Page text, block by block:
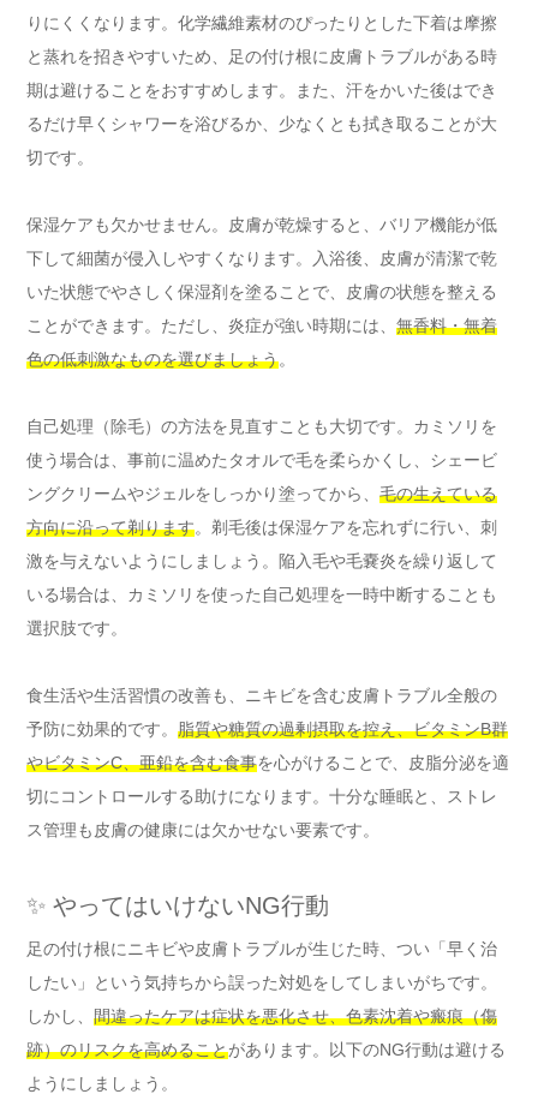
りにくくなります。化学繊維素材のぴったりとした下着は摩擦
と蒸れを招きやすいため、足の付け根に皮膚トラブルがある時
期は避けることをおすすめします。また、汗をかいた後はでき
るだけ早くシャワーを浴びるか、少なくとも拭き取ることが大
切です。
保湿ケアも欠かせません。皮膚が乾燥すると、バリア機能が低
下して細菌が侵入しやすくなります。入浴後、皮膚が清潔で乾
いた状態でやさしく保湿剤を塗ることで、皮膚の状態を整える
ことができます。ただし、炎症が強い時期には、 無香料・無着
色の低刺激なものを選びましょう。
自己処理（除毛）の方法を見直すことも大切です。カミソリを
使う場合は、事前に温めたタオルで毛を柔らかくし、シェービ
ングクリームやジェルをしっかり塗ってから、 毛の生えている
方向に沿って剃ります。剃毛後は保湿ケアを忘れずに行い、刺
激を与えないようにしましょう。陥入毛や毛嚢炎を繰り返して
いる場合は、カミソリを使った自己処理を一時中断することも
選択肢です。
食生活や生活習慣の改善も、ニキビを含む皮膚トラブル全般の
予防に効果的です。 脂質や糖質の過剰摂取を控え、ビタミンB群
やビタミンC、亜鉛を含む食事を心がけることで、皮脂分泌を適
切にコントロールする助けになります。十分な睡眠と、ストレ
ス管理も皮膚の健康には欠かせない要素です。
✨ やってはいけないNG行動
足の付け根にニキビや皮膚トラブルが生じた時、つい「早く治
したい」という気持ちから誤った対処をしてしまいがちです。
しかし、 間違ったケアは症状を悪化させ、色素沈着や瘢痕（傷
跡）のリスクを高めることがあります。以下のNG行動は避ける
ようにしましょう。